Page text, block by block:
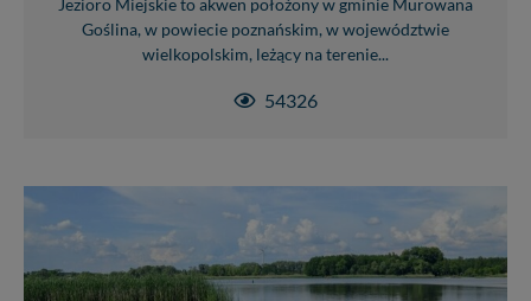
Jezioro Miejskie to akwen położony w gminie Murowana
Goślina, w powiecie poznańskim, w województwie
wielkopolskim, leżący na terenie...
54326
serwisu wRegulaminie Serwisu.
Administratorem Twoich danych jest firma: Media
Piastowskim 10B/10. Możesz z nami skontaktować się
danych, zażądać ich poprawienia lub usunięcia,
zabronić ich przetwarzania. Pamiętaj jednak, że nie
zawsze jest możliwe techniczne zrealizowanie Twoich
praw w odniesieniu do informacji zawartych w plikach
cookies. Twoja przeglądarka umożliwia Ci skasowanie